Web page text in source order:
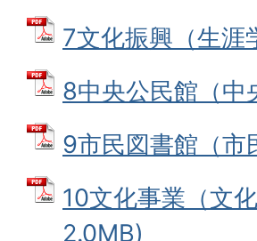
7文化振興（生
8中央公民館（中
9市民図書館（市
10文化事業（文
2.0MB)